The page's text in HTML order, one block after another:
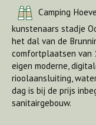
Camping
kunstenaars stadje
het dal van de
comfortplaatsen van
eigen moderne,
rioolaansluiting,
dag is bij de prijs
sanitairgebouw.